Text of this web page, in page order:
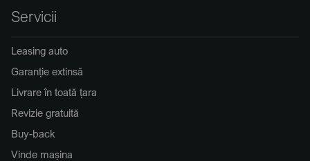
Servicii
Leasing auto
Garanție extinsă
Livrare în toată țara
Revizie gratuită
Buy-back
Vinde mașina